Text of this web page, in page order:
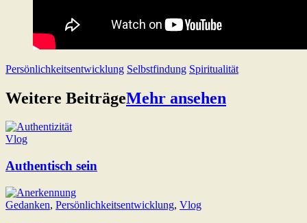
Persönlichkeitsentwicklung Selbstfindung Spiritualität
Weitere BeiträgeMehr ansehen
Vlog
Authentisch sein
Gedanken, Persönlichkeitsentwicklung, Vlog